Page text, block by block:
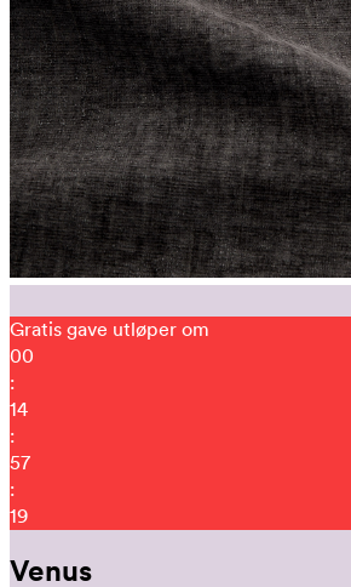
Gratis gave utløper om
00
:
14
:
57
:
10
Venus